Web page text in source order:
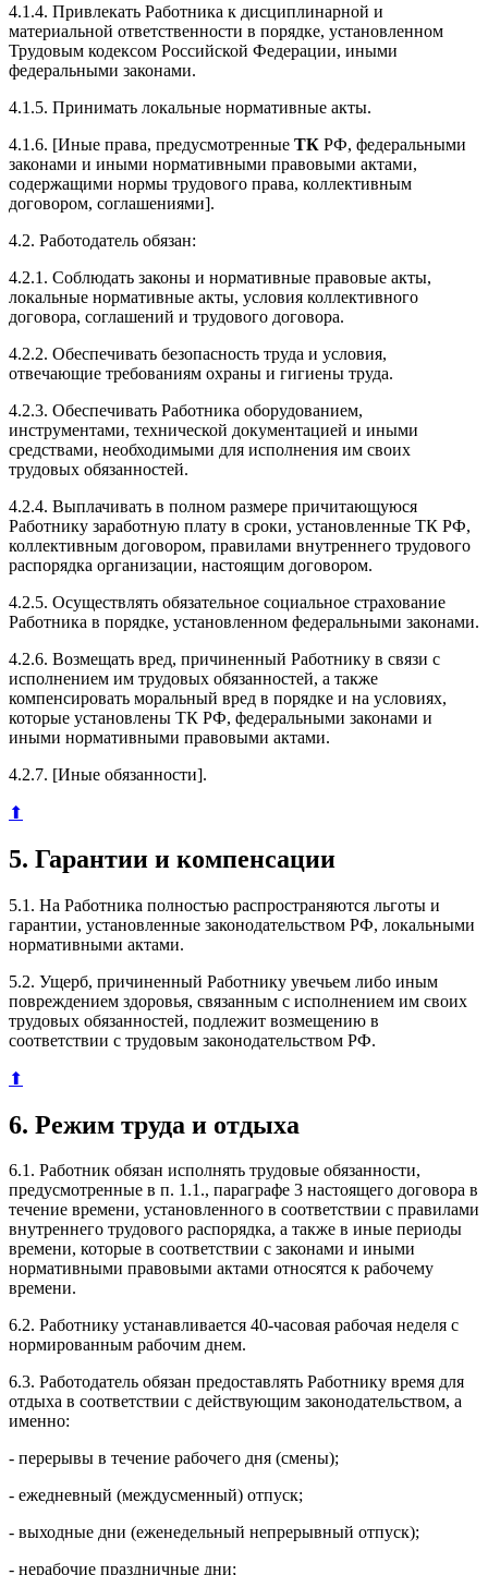
4.1.4. Привлекать Работника к дисциплинарной и
материальной ответственности в порядке, установленном
Трудовым кодексом Российской Федерации, иными
федеральными законами.
4.1.5. Принимать локальные нормативные акты.
4.1.6. [Иные права, предусмотренные ТК РФ, федеральными
законами и иными нормативными правовыми актами,
содержащими нормы трудового права, коллективным
договором, соглашениями].
4.2. Работодатель обязан:
4.2.1. Соблюдать законы и нормативные правовые акты,
локальные нормативные акты, условия коллективного
договора, соглашений и трудового договора.
4.2.2. Обеспечивать безопасность труда и условия,
отвечающие требованиям охраны и гигиены труда.
4.2.3. Обеспечивать Работника оборудованием,
инструментами, технической документацией и иными
средствами, необходимыми для исполнения им своих
трудовых обязанностей.
4.2.4. Выплачивать в полном размере причитающуюся
Работнику заработную плату в сроки, установленные ТК РФ,
коллективным договором, правилами внутреннего трудового
распорядка организации, настоящим договором.
4.2.5. Осуществлять обязательное социальное страхование
Работника в порядке, установленном федеральными законами.
4.2.6. Возмещать вред, причиненный Работнику в связи с
исполнением им трудовых обязанностей, а также
компенсировать моральный вред в порядке и на условиях,
которые установлены ТК РФ, федеральными законами и
иными нормативными правовыми актами.
4.2.7. [Иные обязанности].
⬆
5. Гарантии и компенсации
5.1. На Работника полностью распространяются льготы и
гарантии, установленные законодательством РФ, локальными
нормативными актами.
5.2. Ущерб, причиненный Работнику увечьем либо иным
повреждением здоровья, связанным с исполнением им своих
трудовых обязанностей, подлежит возмещению в
соответствии с трудовым законодательством РФ.
⬆
6. Режим труда и отдыха
6.1. Работник обязан исполнять трудовые обязанности,
предусмотренные в п. 1.1., параграфе 3 настоящего договора в
течение времени, установленного в соответствии с правилами
внутреннего трудового распорядка, а также в иные периоды
времени, которые в соответствии с законами и иными
нормативными правовыми актами относятся к рабочему
времени.
6.2. Работнику устанавливается 40-часовая рабочая неделя с
нормированным рабочим днем.
6.3. Работодатель обязан предоставлять Работнику время для
отдыха в соответствии с действующим законодательством, а
именно:
- перерывы в течение рабочего дня (смены);
- ежедневный (междусменный) отпуск;
- выходные дни (еженедельный непрерывный отпуск);
- нерабочие праздничные дни;